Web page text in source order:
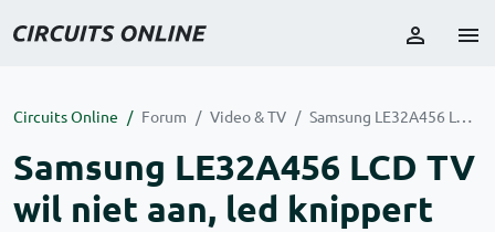
Circuits Online Forum Video & TV Samsung LE32A456 LCD TV wil niet aan, led knippert
Samsung LE32A456 LCD TV
wil niet aan, led knippert